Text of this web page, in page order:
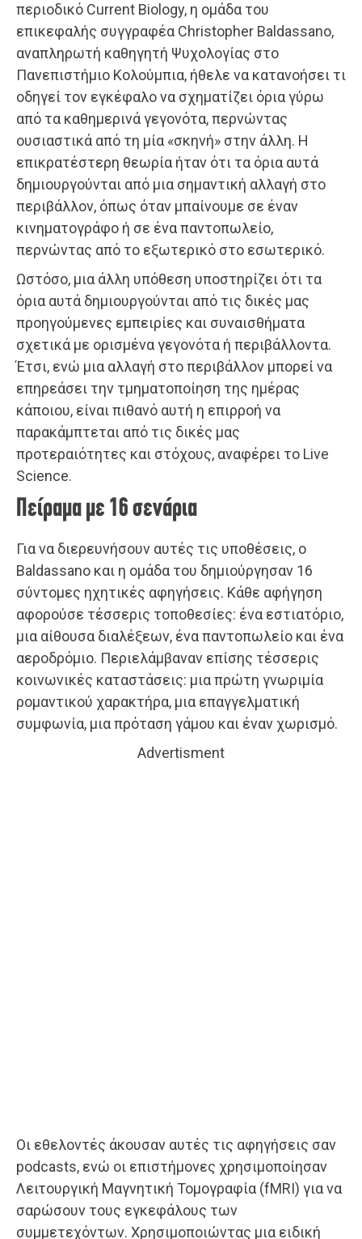
περιοδικό Current Biology, η ομάδα του
επικεφαλής συγγραφέα Christopher Baldassano,
αναπληρωτή καθηγητή Ψυχολογίας στο
Πανεπιστήμιο Κολούμπια, ήθελε να κατανοήσει τι
οδηγεί τον εγκέφαλο να σχηματίζει όρια γύρω
από τα καθημερινά γεγονότα, περνώντας
ουσιαστικά από τη μία «σκηνή» στην άλλη. Η
επικρατέστερη θεωρία ήταν ότι τα όρια αυτά
δημιουργούνται από μια σημαντική αλλαγή στο
περιβάλλον, όπως όταν μπαίνουμε σε έναν
κινηματογράφο ή σε ένα παντοπωλείο,
περνώντας από το εξωτερικό στο εσωτερικό.
Ωστόσο, μια άλλη υπόθεση υποστηρίζει ότι τα
όρια αυτά δημιουργούνται από τις δικές μας
προηγούμενες εμπειρίες και συναισθήματα
σχετικά με ορισμένα γεγονότα ή περιβάλλοντα.
Έτσι, ενώ μια αλλαγή στο περιβάλλον μπορεί να
επηρεάσει την τμηματοποίηση της ημέρας
κάποιου, είναι πιθανό αυτή η επιρροή να
παρακάμπτεται από τις δικές μας
προτεραιότητες και στόχους, αναφέρει το Live
Science.
Πείραμα με 16 σενάρια
Για να διερευνήσουν αυτές τις υποθέσεις, ο
Baldassano και η ομάδα του δημιούργησαν 16
σύντομες ηχητικές αφηγήσεις. Κάθε αφήγηση
αφορούσε τέσσερις τοποθεσίες: ένα εστιατόριο,
μια αίθουσα διαλέξεων, ένα παντοπωλείο και ένα
αεροδρόμιο. Περιελάμβαναν επίσης τέσσερις
κοινωνικές καταστάσεις: μια πρώτη γνωριμία
ρομαντικού χαρακτήρα, μια επαγγελματική
συμφωνία, μια πρόταση γάμου και έναν χωρισμό.
Advertisment
Οι εθελοντές άκουσαν αυτές τις αφηγήσεις σαν
podcasts, ενώ οι επιστήμονες χρησιμοποίησαν
Λειτουργική Μαγνητική Τομογραφία (fMRI) για να
σαρώσουν τους εγκεφάλους των
συμμετεχόντων. Χρησιμοποιώντας μια ειδική